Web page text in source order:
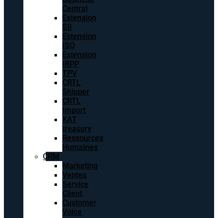
Central
Extension
SII
Estension
ISO
Extension
IRPP
TPV
CRTL
Shipper
CRTL
Import
KAT
treasury
Ressources
Humaines
CRM
Marketing
Ventes
Service
Client
Customer
Voice